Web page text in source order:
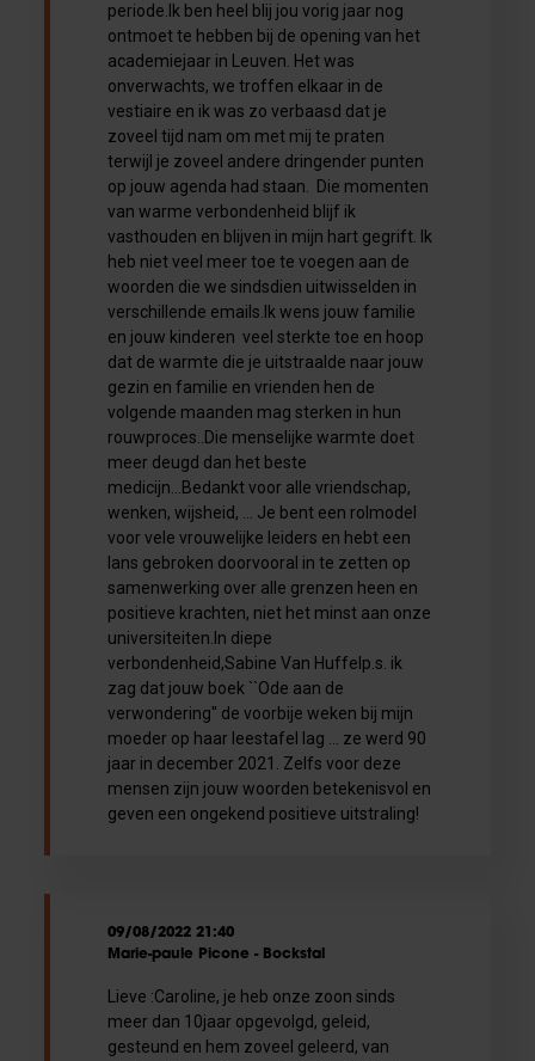
periode.Ik ben heel blij jou vorig jaar nog
ontmoet te hebben bij de opening van het
academiejaar in Leuven. Het was
onverwachts, we troffen elkaar in de
vestiaire en ik was zo verbaasd dat je
zoveel tijd nam om met mij te praten
terwijl je zoveel andere dringender punten
op jouw agenda had staan. Die momenten
van warme verbondenheid blijf ik
vasthouden en blijven in mijn hart gegrift. Ik
heb niet veel meer toe te voegen aan de
woorden die we sindsdien uitwisselden in
verschillende emails.Ik wens jouw familie
en jouw kinderen veel sterkte toe en hoop
dat de warmte die je uitstraalde naar jouw
gezin en familie en vrienden hen de
volgende maanden mag sterken in hun
rouwproces..Die menselijke warmte doet
meer deugd dan het beste
medicijn...Bedankt voor alle vriendschap,
wenken, wijsheid, ... Je bent een rolmodel
voor vele vrouwelijke leiders en hebt een
lans gebroken doorvooral in te zetten op
samenwerking over alle grenzen heen en
positieve krachten, niet het minst aan onze
universiteiten.In diepe
verbondenheid,Sabine Van Huffelp.s. ik
zag dat jouw boek ``Ode aan de
verwondering'' de voorbije weken bij mijn
moeder op haar leestafel lag ... ze werd 90
jaar in december 2021. Zelfs voor deze
mensen zijn jouw woorden betekenisvol en
geven een ongekend positieve uitstraling!
09/08/2022 21:40
Marie-paule Picone - Bockstal
Lieve :Caroline, je heb onze zoon sinds
meer dan 10jaar opgevolgd, geleid,
gesteund en hem zoveel geleerd, van